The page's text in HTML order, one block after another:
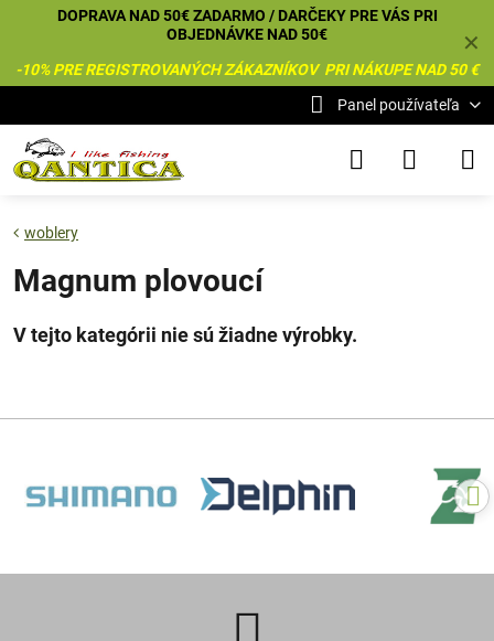
✕
DOPRAVA NAD 50€ ZADARMO / DARČEKY PRE VÁS PRI
OBJEDNÁVKE NAD 50€
-10% PRE REGISTROVANÝCH ZÁKAZNÍKOV PRI NÁKUPE NAD 50 €
Panel používateľa
woblery
Magnum plovoucí